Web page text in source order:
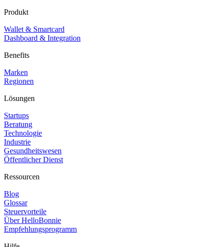
Produkt
Wallet & Smartcard
Dashboard & Integration
Benefits
Marken
Regionen
Lösungen
Startups
Beratung
Technologie
Industrie
Gesundheitswesen
Öffentlicher Dienst
Ressourcen
Blog
Glossar
Steuervorteile
Über HelloBonnie
Empfehlungsprogramm